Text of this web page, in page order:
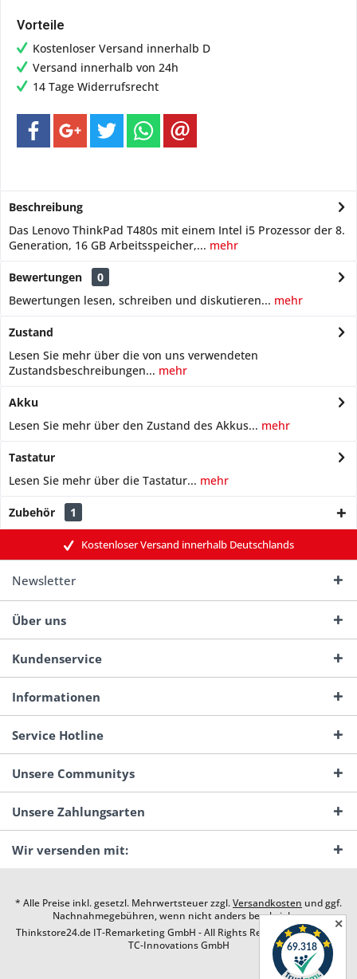
Vorteile
Kostenloser Versand innerhalb D
Versand innerhalb von 24h
14 Tage Widerrufsrecht
Beschreibung
Das Lenovo ThinkPad T480s mit einem Intel i5 Prozessor der 8.
Generation, 16 GB Arbeitsspeicher,... mehr
Bewertungen
0
Bewertungen lesen, schreiben und diskutieren... mehr
Zustand
Lesen Sie mehr über die von uns verwendeten
Zustandsbeschreibungen... mehr
Akku
Lesen Sie mehr über den Zustand des Akkus... mehr
Tastatur
Lesen Sie mehr über die Tastatur... mehr
Zubehör 1
Kostenloser Versand innerhalb Deutschlands
Newsletter
Über uns
Kundenservice
Informationen
Service Hotline
Unsere Communitys
Unsere Zahlungsarten
Wir versenden mit:
* Alle Preise inkl. gesetzl. Mehrwertsteuer zzgl.Versandkosten und ggf.
Nachnahmegebühren, wenn nicht anders beschrieben
Thinkstore24.de IT-Remarketing GmbH - All Rights Reserved. Design by
TC-Innovations GmbH
✕